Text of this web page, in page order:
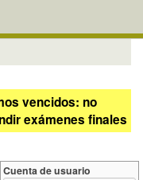
vencidos: no
exámenes finales
Cuenta de usuario